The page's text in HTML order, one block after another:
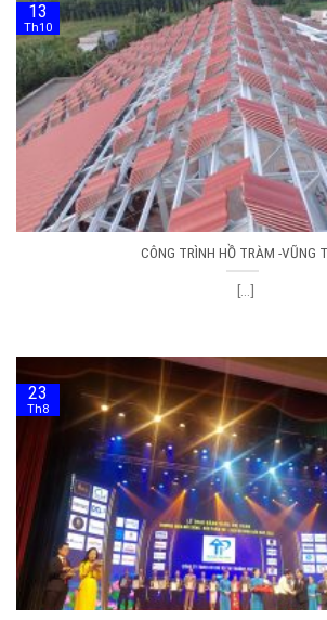
CÔNG TRÌNH HỒ TRÀM -VŨNG
[...]
13
Th10
23
Th8